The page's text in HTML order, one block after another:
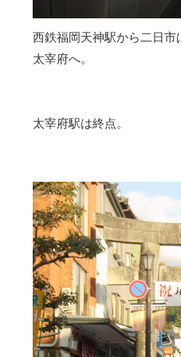
西鉄福岡天神駅から二日市
太宰府へ。
太宰府駅は終点。